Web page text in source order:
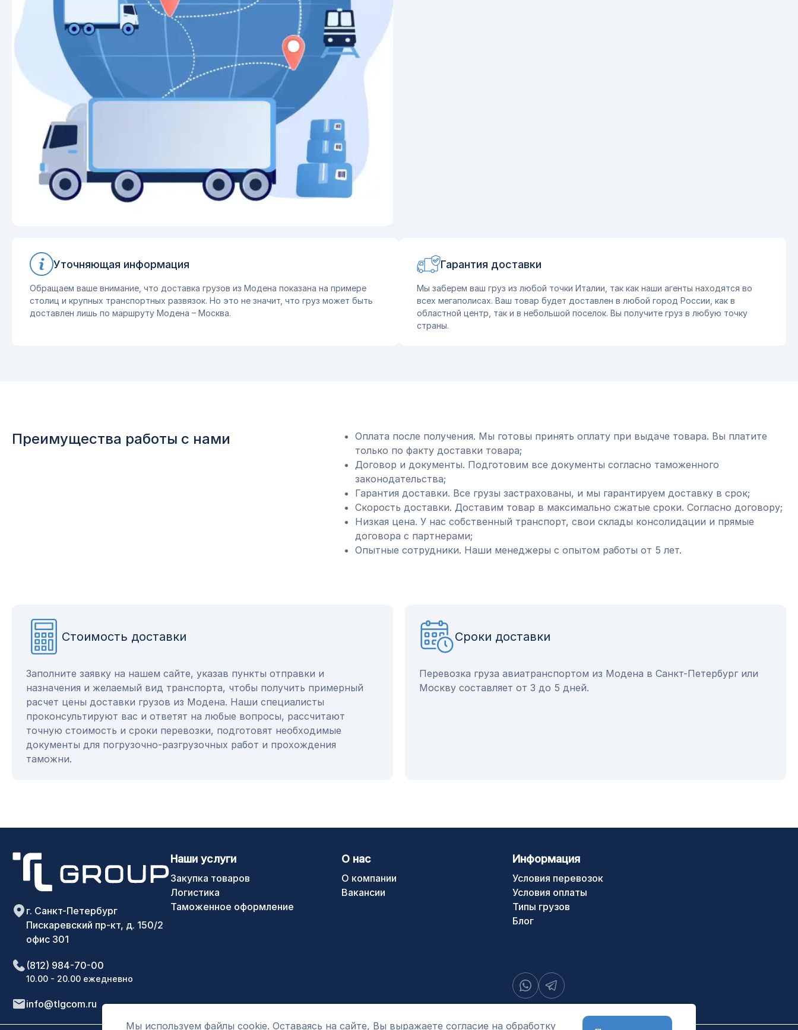
Уточняющая информация
Обращаем ваше внимание, что доставка грузов из Модена показана на примере
столиц и крупных транспортных развязок. Но это не значит, что груз может быть
доставлен лишь по маршруту Модена – Москва.
Гарантия доставки
Мы заберем ваш груз из любой точки Италии, так как наши агенты находятся во
всех мегаполисах. Ваш товар будет доставлен в любой город России, как в
областной центр, так и в небольшой поселок. Вы получите груз в любую точку
страны.
Преимущества работы с нами
Оплата после получения. Мы готовы принять оплату при выдаче товара. Вы платите
только по факту доставки товара;
Договор и документы. Подготовим все документы согласно таможенного
законодательства;
Гарантия доставки. Все грузы застрахованы, и мы гарантируем доставку в срок;
Скорость доставки. Доставим товар в максимально сжатые сроки. Согласно договору;
Низкая цена. У нас собственный транспорт, свои склады консолидации и прямые
договора с партнерами;
Опытные сотрудники. Наши менеджеры с опытом работы от 5 лет.
Стоимость доставки
Заполните заявку на нашем сайте, указав пункты отправки и
назначения и желаемый вид транспорта, чтобы получить примерный
расчет цены доставки грузов из Модена. Наши специалисты
проконсультируют вас и ответят на любые вопросы, рассчитают
точную стоимость и сроки перевозки, подготовят необходимые
документы для погрузочно-разгрузочных работ и прохождения
таможни.
Сроки доставки
Перевозка груза авиатранспортом из Модена в Санкт-Петербург или
Москву составляет от 3 до 5 дней.
Мы используем файлы cookie. Оставаясь на сайте, Вы выражаете согласие на обработку
г. Санкт-Петербург
Пискаревский пр-кт, д. 150/2
офис 301
(812) 984-70-00
10.00 - 20.00 ежедневно
info@tlgcom.ru
Закупка товаров
Наши услуги
Логистика
Таможенное оформление
О нас
О компании
Вакансии
Информация
Условия перевозок
Условия оплаты
Типы грузов
Блог